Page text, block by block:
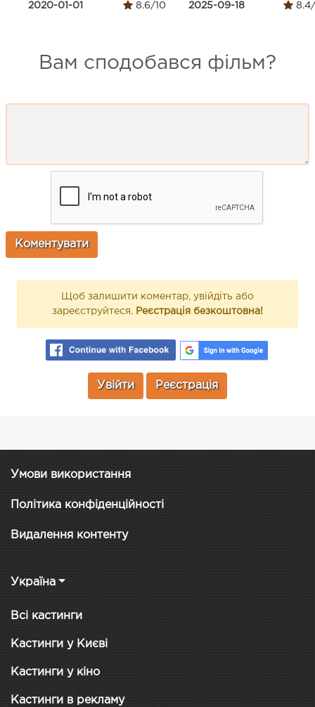
2020-01-01 8.6/10 2025-09-18 8.4/
Вам сподобався фільм?
Щоб залишити коментар, увійдіть або
зареєструйтеся. Реєстрація безкоштовна!
Увійти Реєстрація
Умови використання
Політика конфіденційності
Видалення контенту
Україна
Всі кастинги
Кастинги у Києві
Кастинги у кіно
Кастинги в рекламу